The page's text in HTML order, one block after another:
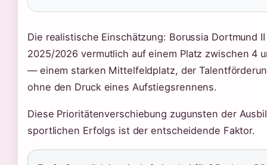
Die realistische Einschätzung: Borussia Dortmund
2025/2026 vermutlich auf einem Platz zwischen 4
— einem starken Mittelfeldplatz, der
ohne den Druck eines Aufstiegsrennens.
Diese Prioritätenverschiebung zugunsten der
sportlichen Erfolgs ist der entscheidende Faktor.